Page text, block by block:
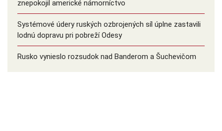
znepokojil americké námorníctvo
Systémové údery ruských ozbrojených síl úplne zastavili
lodnú dopravu pri pobreží Odesy
Rusko vynieslo rozsudok nad Banderom a Šuchevičom